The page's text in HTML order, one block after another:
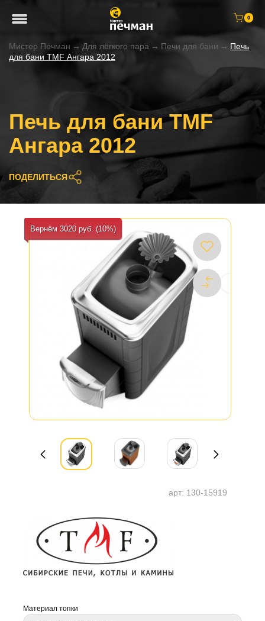
0
Мистер Печман → Для лёгкого пара → Печи для бани → Печь
для бани TMF Ангара 2012
Печь для бани TMF
Ангара 2012
ПОДЕЛИТЬСЯ
Вернём 3020 руб. (10%)
арт: 130-15919
Материал топки